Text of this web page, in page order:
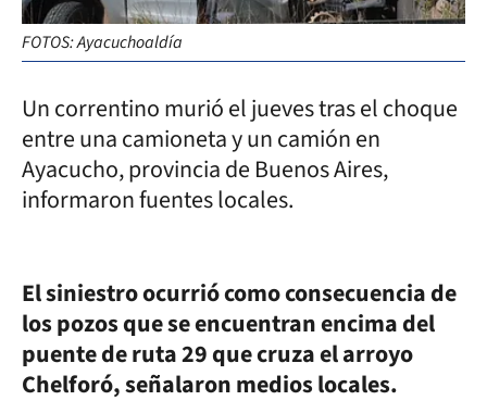
FOTOS: Ayacuchoaldía
Un correntino murió el jueves tras el choque
entre una camioneta y un camión en
Ayacucho, provincia de Buenos Aires,
informaron fuentes locales.
El siniestro ocurrió como consecuencia de
los pozos que se encuentran encima del
puente de ruta 29 que cruza el arroyo
Chelforó, señalaron medios locales.